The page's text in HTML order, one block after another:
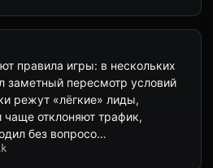
правила игры: в нескольких
заметный пересмотр условий
режут «лёгкие» лиды,
чаще отклоняют трафик,
без вопросо…